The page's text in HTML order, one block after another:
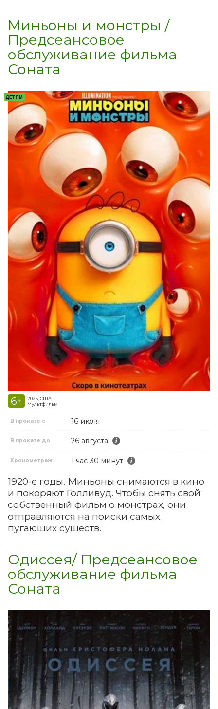
Миньоны и монстры /
Предсеансовое
обслуживание фильма
Соната
ДЕТЯМ
6 +
2026, США
Мультфильм
В прокате с 16 июля
В прокате до 26 августа
Хронометраж 1 час 30 минут
1920-е годы. Миньоны снимаются в кино
и покоряют Голливуд. Чтобы снять свой
собственный фильм о монстрах, они
отправляются на поиски самых
пугающих существ.
Одиссея/ Предсеансовое
обслуживание фильма
Соната